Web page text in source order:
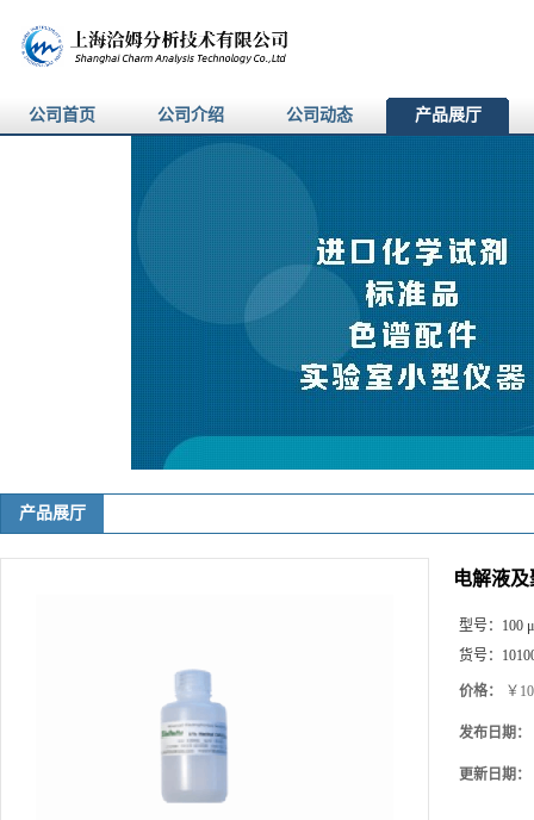
公司首页 公司介绍 公司动态 产品展厅
产品展厅
电解液
型号： 100
货号：
价格： ￥
发布日期：
更新日期：